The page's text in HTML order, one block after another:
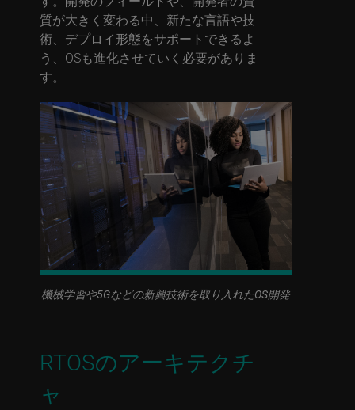
質が大きく変わる中、新たな言語や技
術、デプロイ形態をサポートできるよ
う、OSも進化させていく必要がありま
す。
機械学習や5Gなどの新興技術を取り入れたOS開発
RTOSのアーキテクチ
ャ